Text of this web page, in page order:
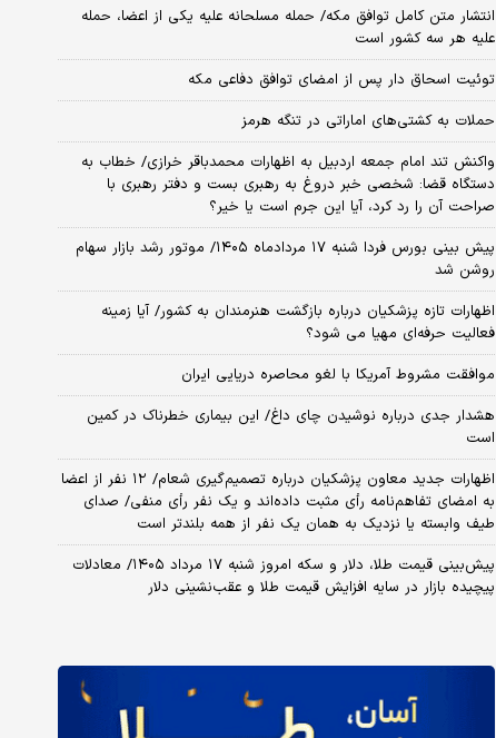
انتشار متن کامل توافق مکه/ حمله مسلحانه علیه یکی از اعضا، حمله
علیه هر سه کشور است
توئیت اسحاق دار پس از امضای توافق دفاعی مکه
حملات به کشتی‌های اماراتی در تنگه هرمز
واکنش تند امام جمعه اردبیل به اظهارات محمدباقر خرازی/ خطاب به
دستگاه قضا: شخصی خبر دروغ به رهبری بست و دفتر رهبری با
صراحت آن را رد کرد، آیا این جرم است یا خیر؟
پیش بینی بورس فردا شنبه ۱۷ مردادماه ۱۴۰۵/ موتور رشد بازار سهام
روشن شد
اظهارات تازه پزشکیان درباره بازگشت هنرمندان به کشور/ آیا زمینه
فعالیت حرفه‌ای مهیا می شود؟
موافقت مشروط آمریکا با لغو محاصره دریایی ایران
هشدار جدی درباره نوشیدن چای داغ/ این بیماری خطرناک در کمین
است
اظهارات جدید معاون پزشکیان درباره تصمیم‌گیری شعام/ ۱۲ نفر از اعضا
به امضای تفاهم‌نامه رأی مثبت داده‌اند و یک نفر رأی منفی/ صدای
طیف وابسته یا نزدیک به همان یک نفر از همه بلندتر است
پیش‌بینی قیمت طلا، دلار و سکه امروز شنبه ۱۷ مرداد ۱۴۰۵/ معادلات
پیچیده بازار در سایه افزایش قیمت طلا و عقب‌نشینی دلار